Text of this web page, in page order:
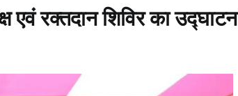
एवं रक्तदान शिविर का उद्घाटन